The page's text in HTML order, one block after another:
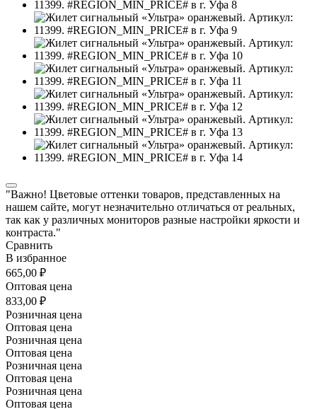
"Важно! Цветовые оттенки товаров, представленных на
нашем сайте, могут незначительно отличаться от реальных,
так как у различных мониторов разные настройки яркости и
контраста."
Сравнить
В избранное
665,00 ₽
Оптовая цена
833,00 ₽
Розничная цена
Оптовая цена
Розничная цена
Оптовая цена
Розничная цена
Оптовая цена
Розничная цена
Оптовая цена